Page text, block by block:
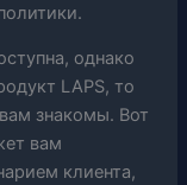
однако
LAPS, то
знакомы. Вот
вам
клиента,